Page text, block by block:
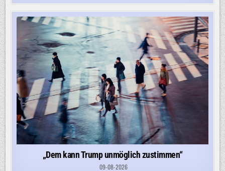
„Dem kann Trump unmöglich zustimmen“
09-08-2026